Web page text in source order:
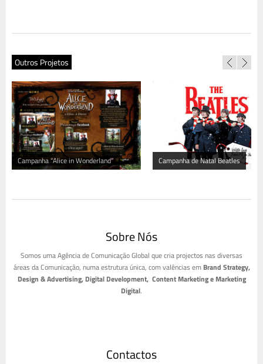
Outros Projetos
Campanha “Alice in Wonderland” Campanha de Natal Beatles
Sobre Nós
Somos uma Agência de Comunicação Global que cria projectos nas diversas
áreas da Comunicação, numa estrutura única, com valências em Brand Strategy,
Design & Advertising, Digital Development, Content Marketing e Marketing
Digital.
Contactos